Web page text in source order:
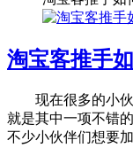
淘宝客推手
现在很多的小伙
就是其中一项不错
不少小伙伴们想要